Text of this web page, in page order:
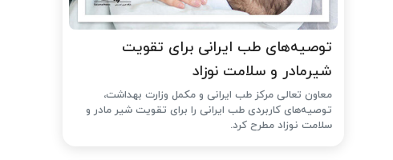
توصیه‌های طب ایرانی برای تقویت
شیرمادر و سلامت نوزاد
معاون تعالی مرکز طب ایرانی و مکمل وزارت بهداشت،
توصیه‌های کاربردی طب ایرانی را برای تقویت شیر مادر و
سلامت نوزاد مطرح کرد.